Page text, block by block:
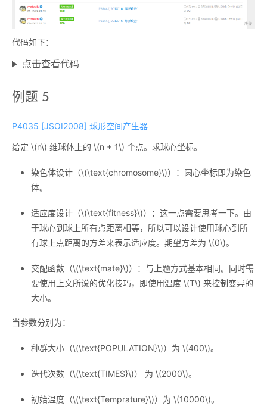
代码如下：
点击查看代码
例题 5
P4035 [JSOI2008] 球形空间产生器
给定 \(n\) 维球体上的 \(n + 1\) 个点。求球心坐标。
染色体设计（\(\text{chromosome}\)）：圆心坐标即为染色
体。
适应度设计（\(\text{fitness}\)）：这一点需要思考一下。由
于球心到球上所有点距离相等，所以可以设计使用球心到所
有球上点距离的方差来表示适应度。期望方差为 \(0\)。
交配函数（\(\text{mate}\)）：与上题方式基本相同。同时需
要使用上文所说的优化技巧，即使用温度 \(T\) 来控制变异的
大小。
当参数分别为：
种群大小（\(\text{POPULATION}\)）为 \(400\)。
迭代次数（\(\text{TIMES}\)） 为 \(2000\)。
初始温度（\(\text{Temprature}\)）为 \(10000\)。